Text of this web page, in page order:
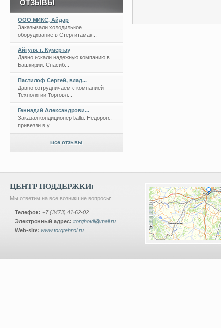
ОТЗЫВЫ
ООО МИКС, Айдар
Заказывали холодильное
оборудование в Стерлитамак...
Айгуля, г. Кумертау
Давно искали надежную компанию в
Башкирии. Спасиб...
Пастилоф Сергей, влад...
Давно сотрудничаем с компанией
Технологии Торговл...
Геннадий Александрови...
Заказал кондиционер ballu. Недорого,
привезли в у...
Все отзывы
ЦЕНТР ПОДДЕРЖКИ:
Мы ответим на все возникшие вопросы:
Телефон: +7 (3473) 41-62-02
Электронный адрес: ttorghovli@mail.ru
Web-site: www.torgtehnol.ru